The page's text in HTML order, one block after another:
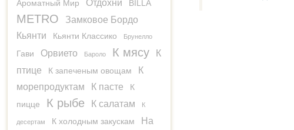
Ароматный Мир Отдохни BILLA
METRO
Замковое Бордо
Кьянти
Кьянти Классико Брунелло
Гави Орвието Бароло К мясу
К
птице
К запеченым овощам
К
морепродуктам
К пасте
К
пицце
К рыбе К салатам К
десертам К холодным закускам
На